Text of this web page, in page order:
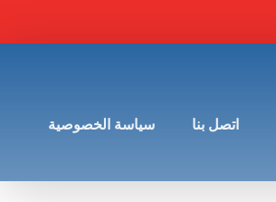
اتصل بنا سياسة الخصوصية